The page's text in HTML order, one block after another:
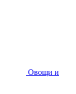
Овощи и